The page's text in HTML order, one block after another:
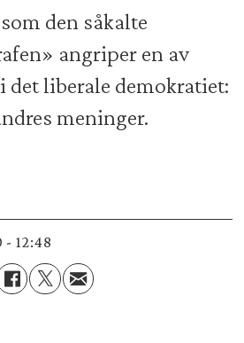
den såkalte
angriper en av
det liberale demokratiet:
meninger.
- 12:48